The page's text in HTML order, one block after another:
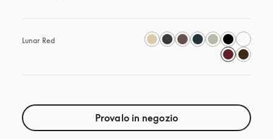
Lunar Red
Provalo in negozio